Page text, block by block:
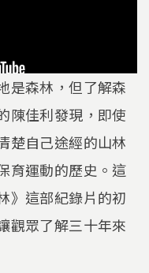
是森林，但了解森
陳佳利發現，即使
楚自己途經的山林
育運動的歷史。這
》這部紀錄片的初
觀眾了解三十年來